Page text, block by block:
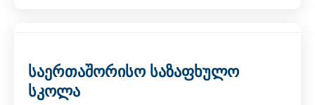
საერთაშორისო საზაფხულო
სკოლა